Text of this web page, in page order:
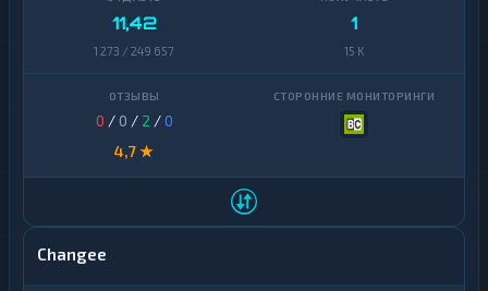
11,42
1 273 / 249 657
1
15 K
0 / 0 / 2 /0
4,7 ★
Changee